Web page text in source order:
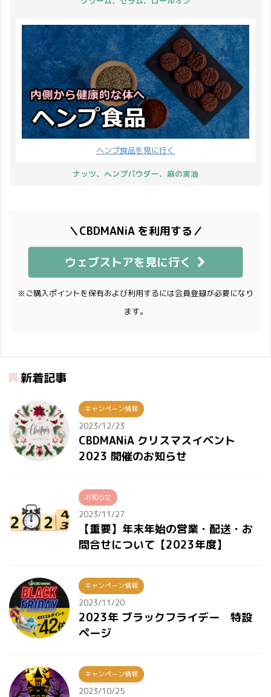
ヘンプ食品を見に行く
ナッツ、ヘンプパウダー、麻の実油
＼CBDMANiA を利用する／
ウェブストアを見に行く
※ご購入ポイントを保有および利用するには会員登録が必要になり
ます。
新着記事
キャンペーン情報
2023/12/23
CBDMANiA クリスマスイベント
2023 開催のお知らせ
お知らせ
2023/11/27
【重要】年末年始の営業・配送・お
問合せについて【2023年度】
キャンペーン情報
2023/11/20
2023年 ブラックフライデー 特設
ページ
キャンペーン情報
2023/10/25